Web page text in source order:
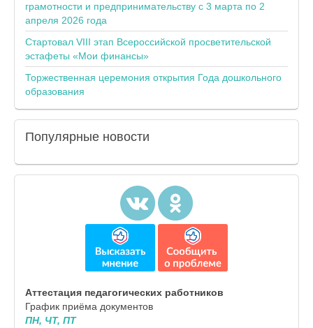
грамотности и предпринимательству с 3 марта по 2
апреля 2026 года
Стартовал VIII этап Всероссийской просветительской
эстафеты «Мои финансы»
Торжественная церемония открытия Года дошкольного
образования
Популярные новости
Аттестация педагогических работников
График приёма документов
ПН, ЧТ, ПТ